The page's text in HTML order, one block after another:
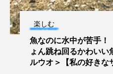
マス マダイ マ
マテガイ
ミナミギンガメアジ
楽しむ
魚なのに水中が苦手
ょん跳ね回るかわいい
ルウオ＞【私の好きな